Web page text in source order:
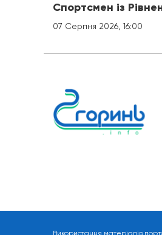
Спортсмен із
07 Серпня 2026, 16:00
Використання матеріалів